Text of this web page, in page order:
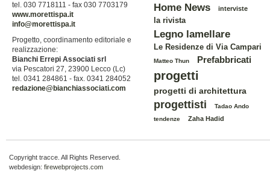
tel. 030 7718111 - fax 030 7703179
www.morettispa.it
info@morettispa.it
Progetto, coordinamento editoriale e
realizzazione:
Bianchi Errepi Associati srl
via Pescatori 27, 23900 Lecco (Lc)
tel. 0341 284861 - fax. 0341 284052
redazione@bianchiassociati.com
Home News interviste
la rivista
Legno lamellare
Le Residenze di Via Campari
Matteo Thun Prefabbricati
progetti
progetti di architettura
progettisti
Tadao Ando
tendenze
Zaha Hadid
Copyright tracce. All Rights Reserved.
webdesign: firewebprojects.com